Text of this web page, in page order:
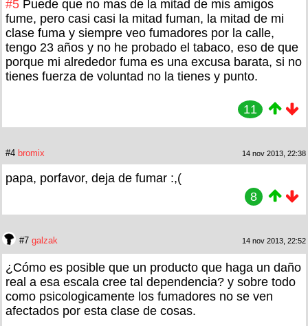
#5 Puede que no mas de la mitad de mis amigos
fume, pero casi casi la mitad fuman, la mitad de mi
clase fuma y siempre veo fumadores por la calle,
tengo 23 años y no he probado el tabaco, eso de que
porque mi alrededor fuma es una excusa barata, si no
tienes fuerza de voluntad no la tienes y punto.
11
#4 bromix 14 nov 2013, 22:38
papa, porfavor, deja de fumar :,(
8
#7 galzak 14 nov 2013, 22:52
¿Cómo es posible que un producto que haga un daño
real a esa escala cree tal dependencia? y sobre todo
como psicologicamente los fumadores no se ven
afectados por esta clase de cosas.